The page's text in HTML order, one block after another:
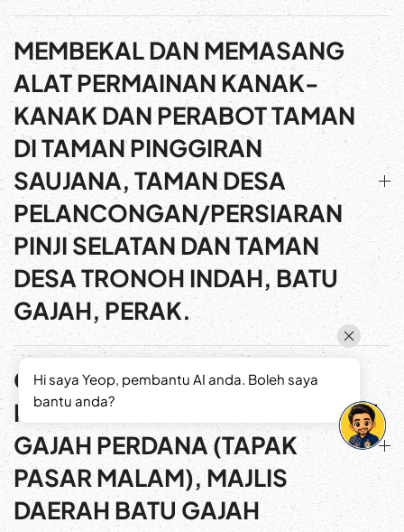
MEMBEKAL DAN MEMASANG
ALAT PERMAINAN KANAK-
KANAK DAN PERABOT TAMAN
DI TAMAN PINGGIRAN
SAUJANA, TAMAN DESA
PELANCONGAN/PERSIARAN
PINJI SELATAN DAN TAMAN
DESA TRONOH INDAH, BATU
GAJAH, PERAK.
CADANGAN MEMBINA 12 UNIT
KIOSK DI DATARAN NIAGA BATU
GAJAH PERDANA (TAPAK
PASAR MALAM), MAJLIS
DAERAH BATU GAJAH
Hi saya Yeop, pembantu AI anda. Boleh saya
bantu anda?